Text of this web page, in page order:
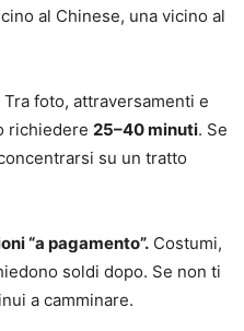
al Chinese, una vicino al
Tra foto, attraversamenti e
richiedere 25–40 minuti. Se
su un tratto
“a pagamento”. Costumi,
soldi dopo. Se non ti
a camminare.